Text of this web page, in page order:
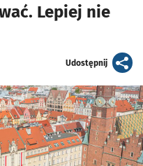
Lepiej nie
Udostępnijartykuł